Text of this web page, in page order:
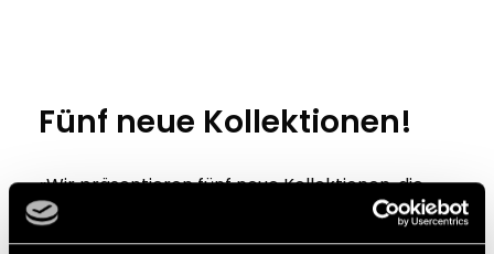
Fünf neue Kollektionen!
«Wir präsentieren fünf neue Kollektionen, die
zwei großen Kategorien angehören: Drei
zählen zur Welt der Farbe, diesem Spiel mit